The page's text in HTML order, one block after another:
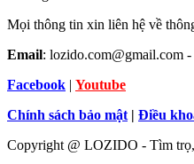
Mọi thông tin xin liên hệ về
Email: lozido.com@gmail.com -
Facebook | Youtube
Chính sách bảo mật | Điều
Copyright @ LOZIDO - Tìm